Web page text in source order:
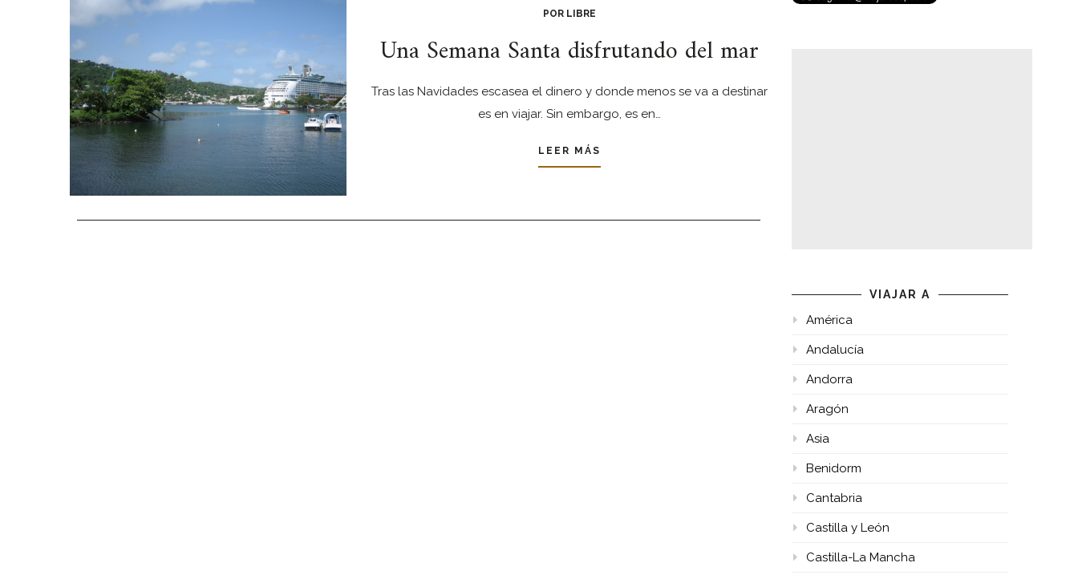
POR LIBRE
Una Semana Santa disfrutando del mar
Tras las Navidades escasea el dinero y donde menos se va a destinar
es en viajar. Sin embargo, es en…
LEER MÁS
VIAJAR A
América
Andalucía
Andorra
Aragón
Asia
Benidorm
Cantabria
Castilla y León
Castilla-La Mancha